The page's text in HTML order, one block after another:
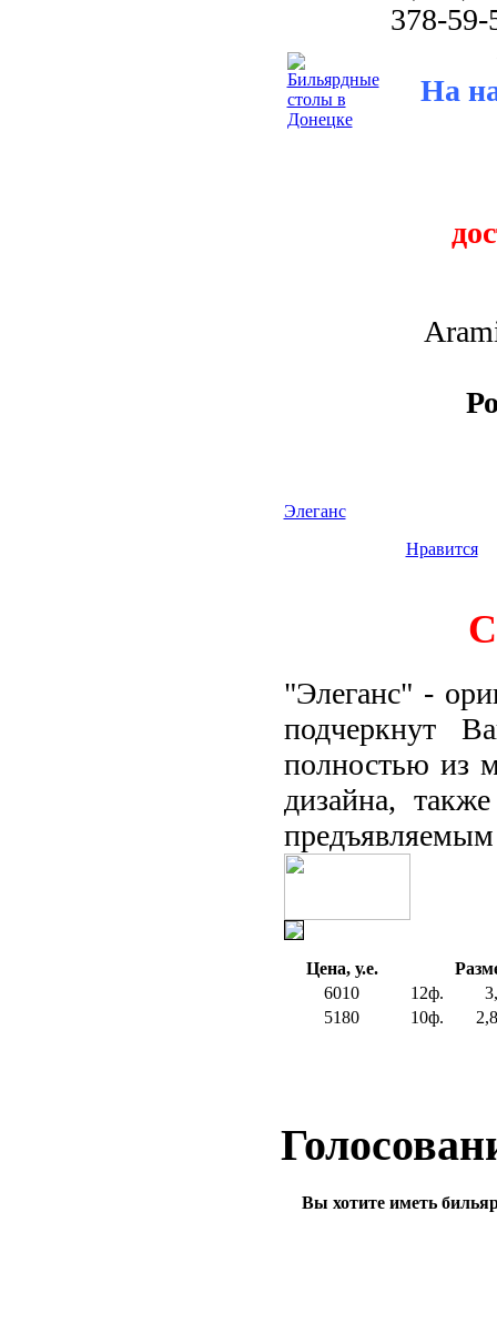
378-59-
На
Элеганс
Нравится
"Элеганс" -
подчеркнут
полностью из
дизайна,
Цена, у.е.
6010
12ф.
5180
10ф.
Вы хотите иметь